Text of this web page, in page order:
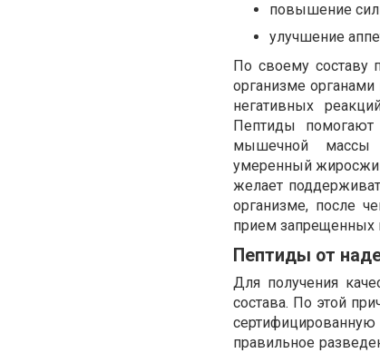
повышение
улучшение
По своему составу
организме
негативных
Пептиды помогают
мышечной массы
умеренный
желает
организме, после
прием запрещенных
Пептиды от
Для получения
состава. По этой
правильное